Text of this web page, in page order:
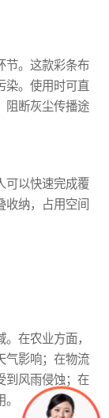
节。这款彩条布
染。使用时可直
阻断灰尘传播途
可以快速完成覆
收纳，占用空间
在农业方面，
气影响；在物流
到风雨侵蚀；在